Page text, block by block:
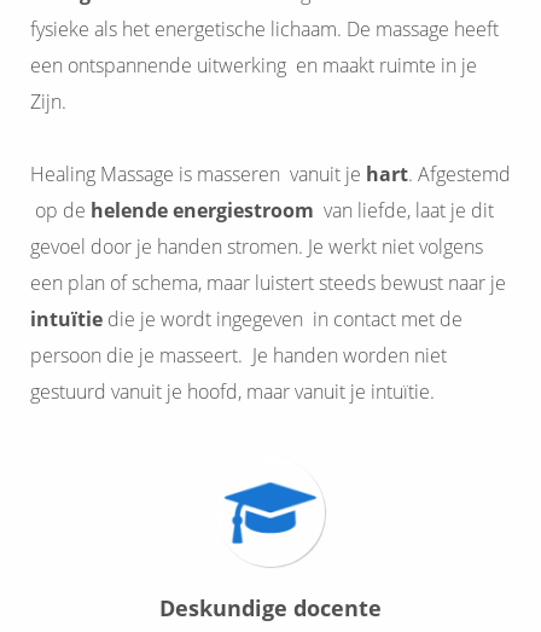
fysieke als het energetische lichaam. De massage heeft
een ontspannende uitwerking en maakt ruimte in je
Zijn.
Healing Massage is masseren vanuit je hart. Afgestemd
op de helende energiestroom van liefde, laat je dit
gevoel door je handen stromen. Je werkt niet volgens
een plan of schema, maar luistert steeds bewust naar je
intuïtie die je wordt ingegeven in contact met de
persoon die je masseert. Je handen worden niet
gestuurd vanuit je hoofd, maar vanuit je intuïtie.
Deskundige docente